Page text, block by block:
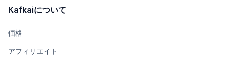
Kafkaiについて
価格
アフィリエイト